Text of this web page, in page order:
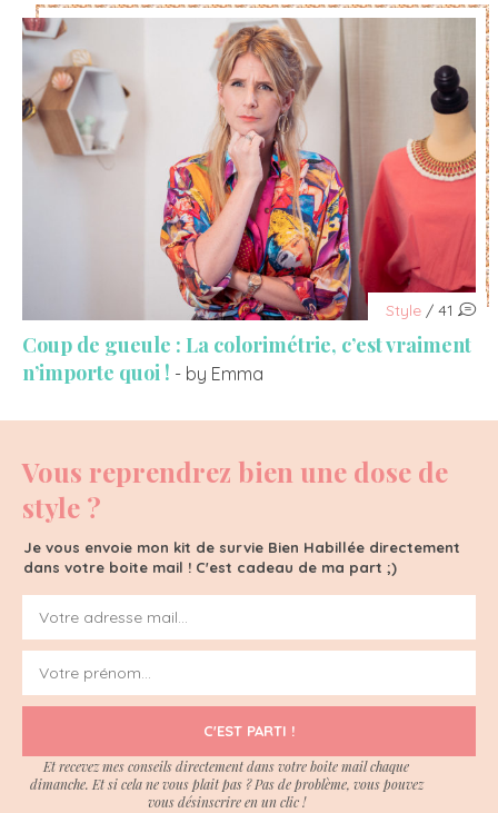
Style / 41
Coup de gueule : La colorimétrie, c’est vraiment
n’importe quoi ! - by Emma
Vous reprendrez bien une dose de
style ?
Je vous envoie mon kit de survie Bien Habillée directement
dans votre boite mail ! C'est cadeau de ma part ;)
C'EST PARTI !
Et recevez mes conseils directement dans votre boite mail chaque
dimanche. Et si cela ne vous plait pas ? Pas de problème, vous pouvez
vous désinscrire en un clic !